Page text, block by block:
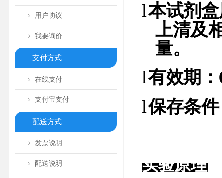
﹥ 用户协议
﹥ 我要询价
支付方式
﹥ 在线支付
﹥ 支付宝支付
配送方式
﹥ 发票说明
﹥ 配送说明
l本试剂
上清及
量。
l有效期：
l保存条
实验原理